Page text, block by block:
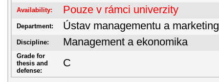
Availability: Pouze v rámci univerzity
Department: Ústav managementu a
Discipline: Management a ekonomika
Grade for
thesis and
defense:
C